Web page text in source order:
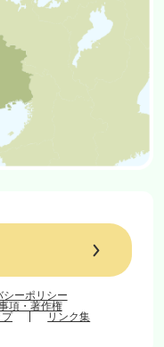
シーポリシー
項・著作権
リンク集